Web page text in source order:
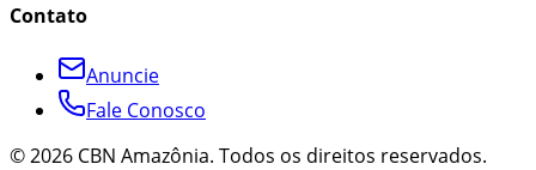
Contato
Anuncie
Fale Conosco
©2026 CBN Amazônia. Todos os direitos reservados.